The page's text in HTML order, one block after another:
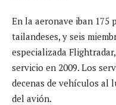
En la aeronave iban 175
tailandeses, y seis
especializada
servicio en 2009. Los
decenas de vehículos al
del avión.